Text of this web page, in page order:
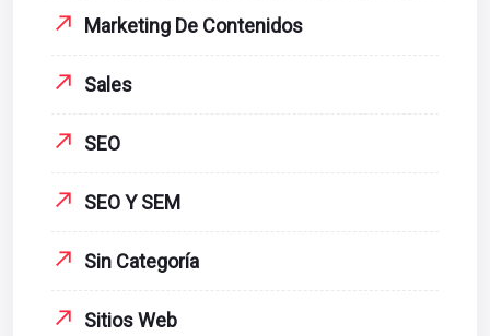
Marketing De Contenidos
Sales
SEO
SEO Y SEM
Sin Categoría
Sitios Web